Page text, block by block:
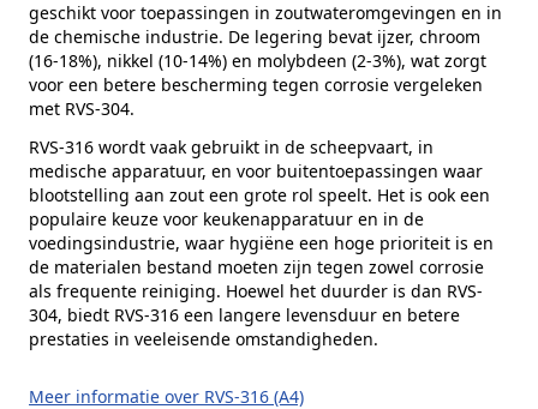
geschikt voor toepassingen in zoutwateromgevingen en in
de chemische industrie. De legering bevat ijzer, chroom
(16-18%), nikkel (10-14%) en molybdeen (2-3%), wat zorgt
voor een betere bescherming tegen corrosie vergeleken
met RVS-304.
RVS-316 wordt vaak gebruikt in de scheepvaart, in
medische apparatuur, en voor buitentoepassingen waar
blootstelling aan zout een grote rol speelt. Het is ook een
populaire keuze voor keukenapparatuur en in de
voedingsindustrie, waar hygiëne een hoge prioriteit is en
de materialen bestand moeten zijn tegen zowel corrosie
als frequente reiniging. Hoewel het duurder is dan RVS-
304, biedt RVS-316 een langere levensduur en betere
prestaties in veeleisende omstandigheden.
Meer informatie over RVS-316 (A4)